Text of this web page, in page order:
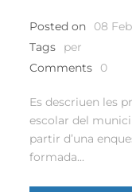
Posted on
08
Tags
per
Comments
0
Es descriuen les
escolar del
partir d’una
formada...